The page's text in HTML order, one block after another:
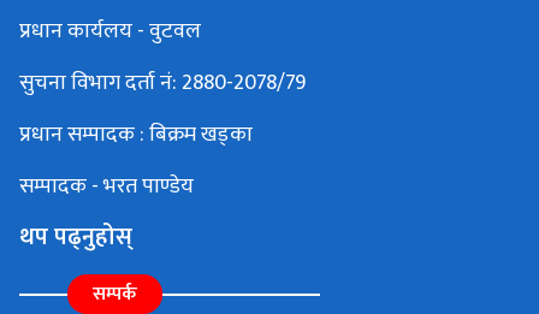
प्रधान कार्यलय - वुटवल
सुचना विभाग दर्ता नं: 2880-2078/79
प्रधान सम्पादक : बिक्रम खड्का
सम्पादक - भरत पाण्डेय
थप पढ्नुहोस्
सम्पर्क